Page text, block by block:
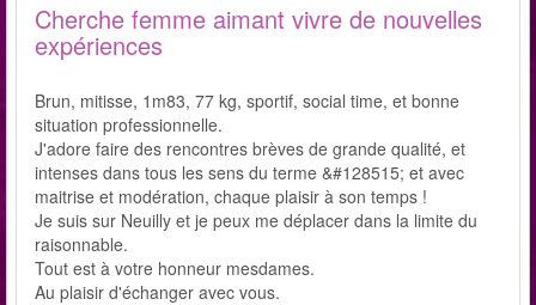
Cherche femme aimant vivre de nouvelles
expériences
Brun, mitisse, 1m83, 77 kg, sportif, social time, et bonne
situation professionnelle.
J'adore faire des rencontres brèves de grande qualité, et
intenses dans tous les sens du terme &#128515; et avec
maitrise et modération, chaque plaisir à son temps !
Je suis sur Neuilly et je peux me déplacer dans la limite du
raisonnable.
Tout est à votre honneur mesdames.
Au plaisir d'échanger avec vous.